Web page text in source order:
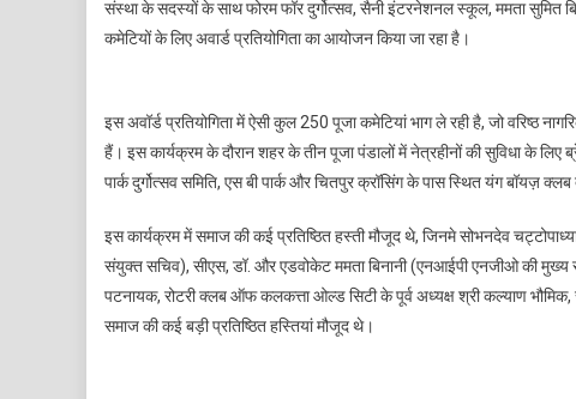
के
संस्था के सदस्यों के साथ फोरम फॉर दुर्गोत्सव, सैनी इंटरनेशनल स्कूल, ममता
कमेटियों के लिए अवार्ड प्रतियोगिता का आयोजन किया जा रहा है।
इस अवॉर्ड प्रतियोगिता में ऐसी कुल 250 पूजा कमेटियां भाग ले रही है, जो वरिष्ठ
हैं। इस कार्यक्रम के दौरान शहर के तीन पूजा पंडालों में नेत्रहीनों की सुविधा के
पार्क दुर्गोत्सव समिति, एस बी पार्क और चितपुर क्रॉसिंग के पास स्थित यंग बॉयज़ क्लब
इस कार्यक्रम में समाज की कई प्रतिष्ठित हस्ती मौजूद थे, जिनमे सोभनदेव
संयुक्त सचिव), सीएस, डॉ. और एडवोकेट ममता बिनानी (एनआईपी एनजीओ की
पटनायक, रोटरी क्लब ऑफ कलकत्ता ओल्ड सिटी के पूर्व अध्यक्ष श्री कल्याण
समाज की कई बड़ी प्रतिष्ठित हस्तियां मौजूद थे।